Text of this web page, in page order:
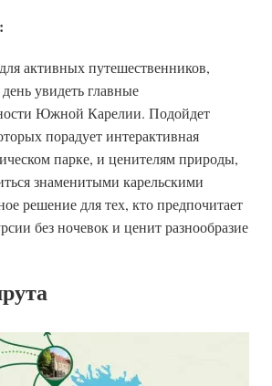
активных путешественников,
увидеть главные
Южной Карелии. Подойдет
порадует интерактивная
парке, и ценителям природы,
знаменитыми карельскими
решение для тех, кто предпочитает
без ночевок и ценит разнообразие